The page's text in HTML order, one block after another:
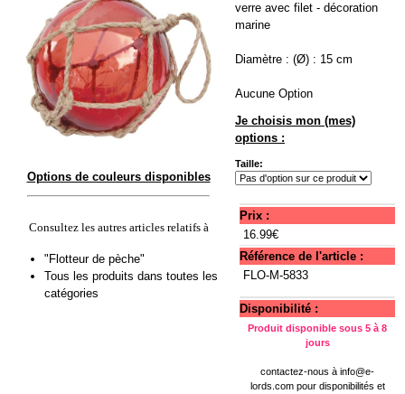
Options de couleurs disponibles
Consultez les autres articles relatifs à
"Flotteur de pèche"
Tous les produits dans toutes les
catégories
verre avec filet - décoration
marine
Diamètre : (Ø) : 15 cm
Aucune Option
Je choisis mon (mes)
options :
Taille:
Prix :
16.99€
Référence de l'article :
FLO-M-5833
Disponibilité :
Produit disponible sous 5 à 8
jours
contactez-nous à info@e-
lords.compour disponibilités et